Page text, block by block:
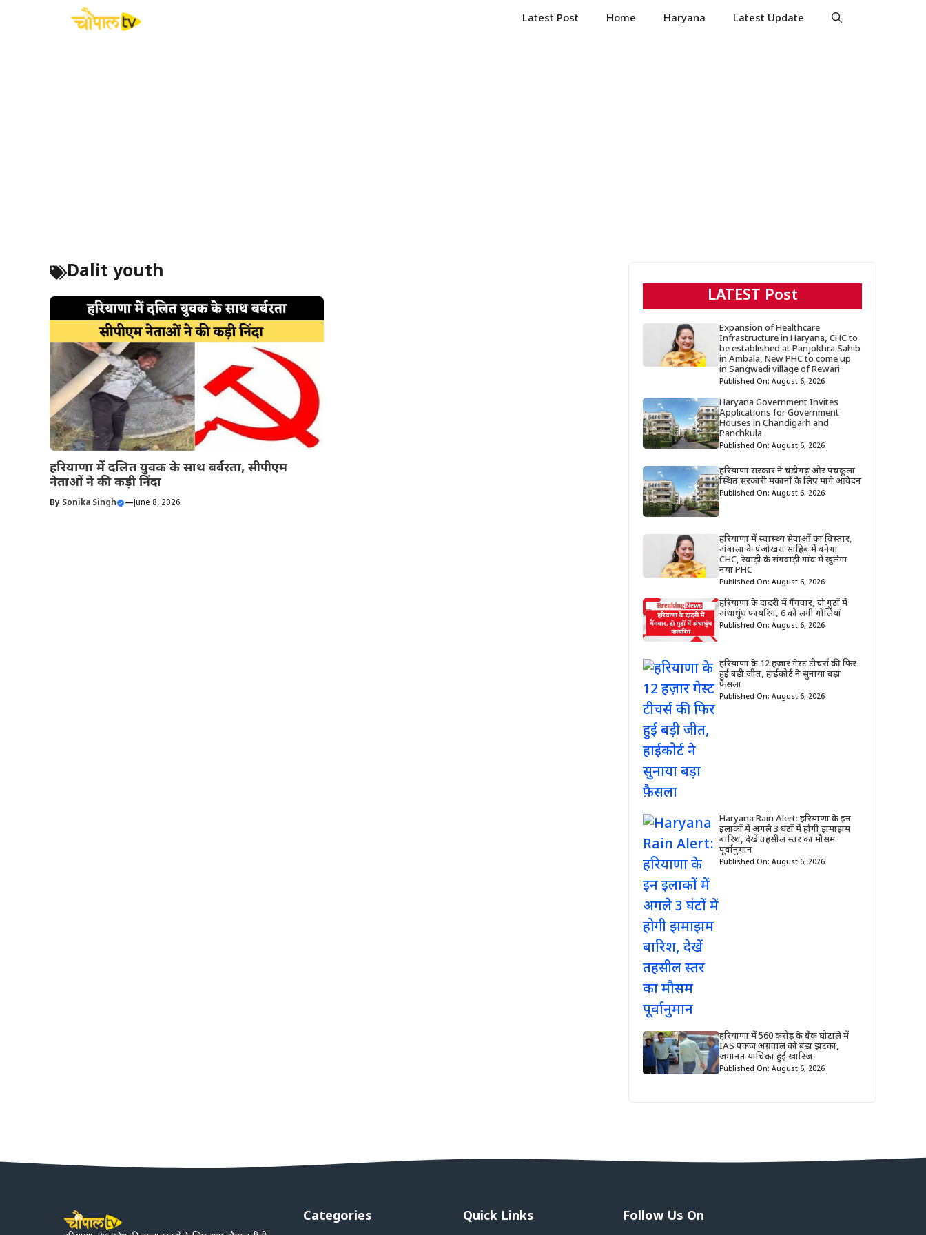
Latest Post Home Haryana Latest Update
Dalit youth
हरियाणा में दलित युवक के साथ बर्बरता, सीपीएम
नेताओं ने की कड़ी निंदा
By Sonika Singh —June 8, 2026
LATEST Post
Expansion of Healthcare
Infrastructure in Haryana, CHC to
be established at Panjokhra Sahib
in Ambala, New PHC to come up
in Sangwadi village of Rewari
Published On: August 6, 2026
Haryana Government Invites
Applications for Government
Houses in Chandigarh and
Panchkula
Published On: August 6, 2026
हरियाणा सरकार ने चंडीगढ़ और पंचकूला
स्थित सरकारी मकानों के लिए मांगे आवेदन
Published On: August 6, 2026
हरियाणा में स्वास्थ्य सेवाओं का विस्तार,
अंबाला के पंजोखरा साहिब में बनेगा
CHC, रेवाड़ी के संगवाड़ी गांव में खुलेगा
नया PHC
Published On: August 6, 2026
हरियाणा के दादरी में गैंगवार, दो गुटों में
अंधाधुंध फायरिंग, 6 को लगी गोलियां
Published On: August 6, 2026
हरियाणा के 12 हज़ार गेस्ट टीचर्स की फिर
हुई बड़ी जीत, हाईकोर्ट ने सुनाया बड़ा
फ़ैसला
Published On: August 6, 2026
Haryana Rain Alert: हरियाणा के इन
इलाकों में अगले 3 घंटों में होगी झमाझम
बारिश, देखें तहसील स्तर का मौसम
पूर्वानुमान
Published On: August 6, 2026
हरियाणा में 560 करोड़ के बैंक घोटाले में
IAS पंकज अग्रवाल को बड़ा झटका,
जमानत याचिका हुई खारिज
Published On: August 6, 2026
Categories Quick Links Follow Us On